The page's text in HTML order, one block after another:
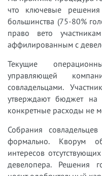
что ключевые решения
большинства (75-80%
право вето
аффилированным с
Текущие
управляющей
совладельцами.
утверждают бюджет
конкретные расходы не
Собрания
формально. Кворум
интересов
девелопера. Решения